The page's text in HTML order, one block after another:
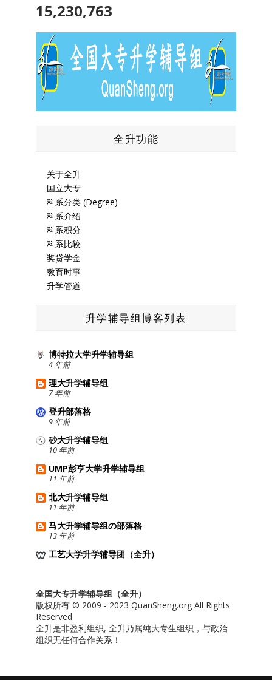
15,230,763
全升功能
关于全升
国立大专
科系分类 (Degree)
科系介绍
科系积分
科系比较
奖贷学金
教育时事
升学管道
升学辅导组博客列表
博特拉大学升学辅导组
4 年前
理大升学辅导组
7 年前
登升部落格
9 年前
砂大升学辅导组
10 年前
UMP彭亨大学升学辅导组
11 年前
北大升学辅导组
11 年前
马大升学辅导组の部落格
13 年前
工艺大学升学辅导团（全升）
全国大专升学辅导组（全升）
版权所有 © 2009 - 2023 QuanSheng.org All Rights
Reserved
全升是非盈利组织, 全升乃属纯大专生组织，与政治
组织无任何合作关系！